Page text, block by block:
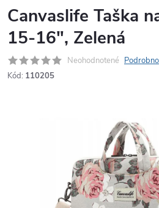
Canvaslife Taška
15-16", Zelená
Neohodnotené
Kód: 110205